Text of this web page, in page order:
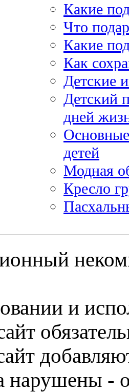
Какие
Что
Какие
Как
Детские
Детский
дней
детей
Модная
Кресло
и
нарушены -